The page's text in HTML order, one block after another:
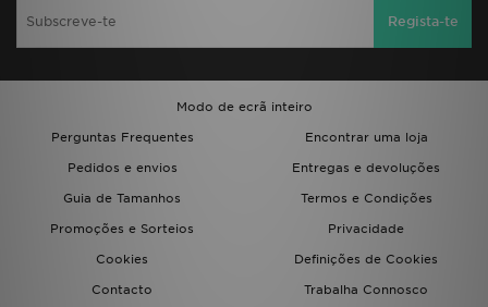
Regista-te
Modo de ecrã inteiro
Perguntas Frequentes
Encontrar uma loja
Pedidos e envios
Entregas e devoluções
Guia de Tamanhos
Termos e Condições
Promoções e Sorteios
Privacidade
Cookies
Definições de Cookies
Contacto
Trabalha Connosco